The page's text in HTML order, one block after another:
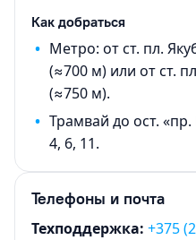
Как добраться
• Метро: от ст. пл.
(≈700 м) или от ст.
(≈750 м).
• Трамвай до ост.
4, 6, 11.
Телефоны и почта
Техподдержка: +375